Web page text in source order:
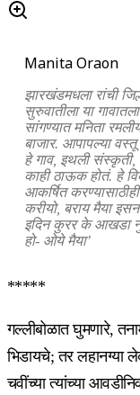
Manita Oraon
झारखंडमधला रांची
सुरुवातीला या
सांगण्यात मनिता
बाजार. आपापल्या
हे गाव, इथली संस्कृती,
काही ठाऊक होतं. हे
आकर्षित
करीयो, बराय मैया
इदिन कुरर के आखडा नु
हो- ओये मैया’
*****
गल्लीबोळात घुमणारे,
भिडायचे; तर लहानग्या
चवींच्या त्यांच्या